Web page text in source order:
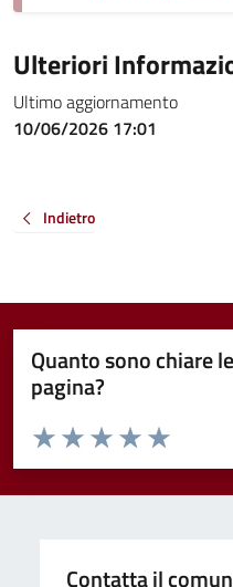
Ulteriori
Ultimo aggiornamento
10/06/2026 17:01
Indietro
Quanto sono chiare
pagina?
Valuta da 1 a 5 stelle la pagina
Valuta 5
Valuta 4 stelle
Valuta 3 stelle su 5
Valuta 2 stelle su 5
Valuta 1 stelle su 5
Contatta il